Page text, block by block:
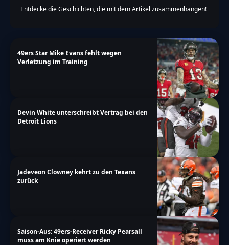
Entdecke die Geschichten, die mit dem Artikel zusammenhängen!
49ers Star Mike Evans fehlt wegen
Verletzung im Training
Devin White unterschreibt Vertrag bei den
Detroit Lions
Jadeveon Clowney kehrt zu den Texans
zurück
Saison-Aus: 49ers-Receiver Ricky Pearsall
muss am Knie operiert werden